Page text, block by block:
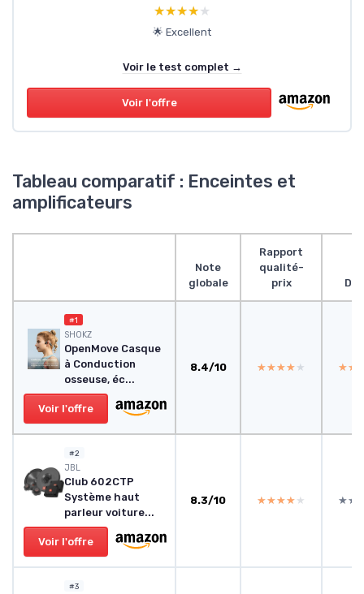
★★★★★
★★★★★
🌟 Excellent
Voir le test complet →
Voir l'offre
Tableau comparatif : Enceintes et
amplificateurs
Note
globale
Rapport
qualité-
prix
#1
SHOKZ
OpenMove Casque
à Conduction
osseuse, éc...
Voir l'offre
8.4/10 ★★★★★
★★★★★
#2
JBL
Club 602CTP
Système haut
parleur voiture...
Voir l'offre
8.3/10 ★★★★★
★★★★★
#3